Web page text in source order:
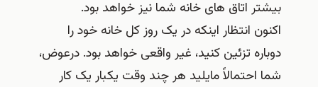
بیشتر اتاق های خانه شما نیز خواهد بود.
اکنون انتظار اینکه در یک روز کل خانه خود را
دوباره تزئین کنید، غیر واقعی خواهد بود. درعوض،
شما احتمالاً مایلید هر چند وقت یکبار یک کار